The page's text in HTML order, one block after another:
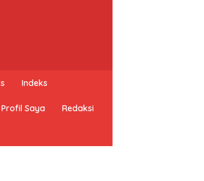
Indeks
Profil Saya Redaksi